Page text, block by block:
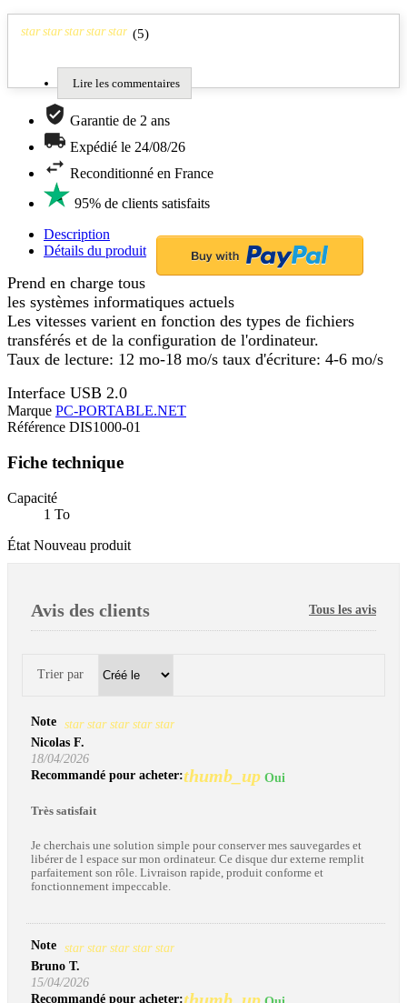
star star star star star (5)
Lire les commentaires
Garantie de 2 ans
Expédié le 24/08/26
Reconditionné en France
95% de clients satisfaits
Description
Détails du produit
Prend en charge tous
les systèmes informatiques actuels
Les vitesses varient en fonction des types de fichiers
transférés et de la configuration de l'ordinateur.
Taux de lecture: 12 mo-18 mo/s taux d'écriture: 4-6 mo/s
Interface USB 2.0
Marque PC-PORTABLE.NET
Référence DIS1000-01
Fiche technique
Capacité
1 To
État Nouveau produit
Avis des clients Tous les avis
Trier par
Note star star star star star
Nicolas F.
18/04/2026
Recommandé pour acheter:thumb_up Oui
Très satisfait
Je cherchais une solution simple pour conserver mes sauvegardes et
libérer de l espace sur mon ordinateur. Ce disque dur externe remplit
parfaitement son rôle. Livraison rapide, produit conforme et
fonctionnement impeccable.
Note star star star star star
Bruno T.
15/04/2026
Recommandé pour acheter: